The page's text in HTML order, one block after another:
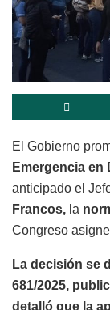
El Gobierno
Emergencia en
anticipado el
Francos, la
Congreso asigne
La decisión se
681/2025,
detalló que la